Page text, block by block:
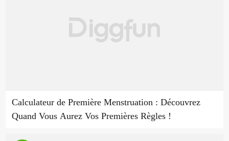
Calculateur de Première Menstruation : Découvrez
Quand Vous Aurez Vos Premières Règles !